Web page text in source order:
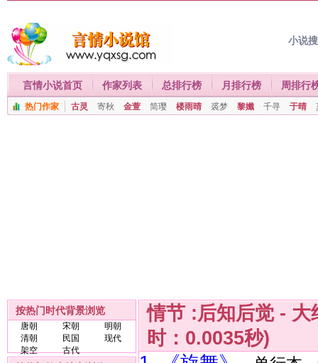
小说
言情小说首页 作家列表 总排行榜 月排行榜 周排行
热门作家 古灵 寄秋 金萱 简璎 楼雨晴 裘梦 黎孅 千寻 于晴
按热门时代背景浏览
唐朝 宋朝
明朝
清朝
民国
现代
架空
古代
情节 :后知后觉 -
时：0.0035秒)